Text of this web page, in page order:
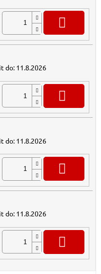
do: 11.8.2026
do: 11.8.2026
do: 11.8.2026